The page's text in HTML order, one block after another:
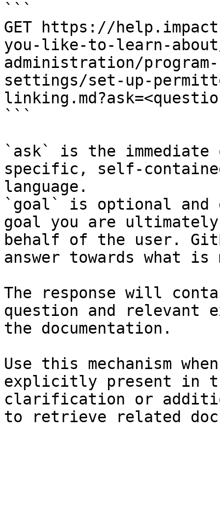
```
GET https://
you-like-to-learn-
administration/
settings/set-up-
```
`ask` is the
specific, self-
language.
`goal` is optional and
goal you are
behalf of the user.
answer towards what
The response will
question and relevant
the documentation.
Use this mechanism
explicitly present in
clarification or